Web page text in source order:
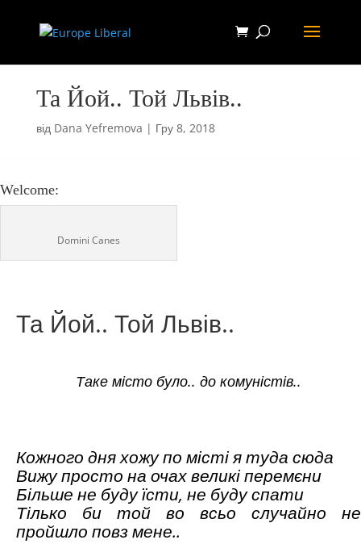
Та Йой.. Той Львів..
від Dana Yefremova | Гру 8, 2018
Welcome:
Domini Canes
Та Йой.. Той Львів..
Таке місто було.. до комуністів..
Кожного дня хожу по місті я туда сюда
Вижу просто на очах великі перемєни
Більше не буду їсти, не буду спати
Тілько би той во всьо случайно не
пройшло повз мене..